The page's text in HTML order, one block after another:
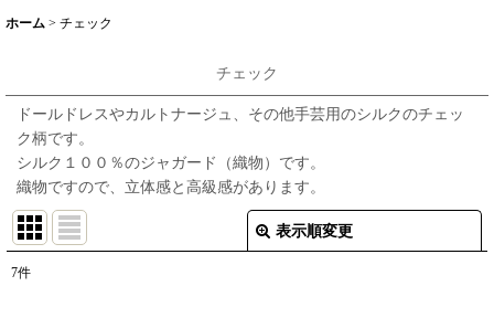
ホーム > チェック
チェック
ドールドレスやカルトナージュ、その他手芸用のシルクのチェッ
ク柄です。
シルク１００％のジャガード（織物）です。
織物ですので、立体感と高級感があります。
表示順変更
7件